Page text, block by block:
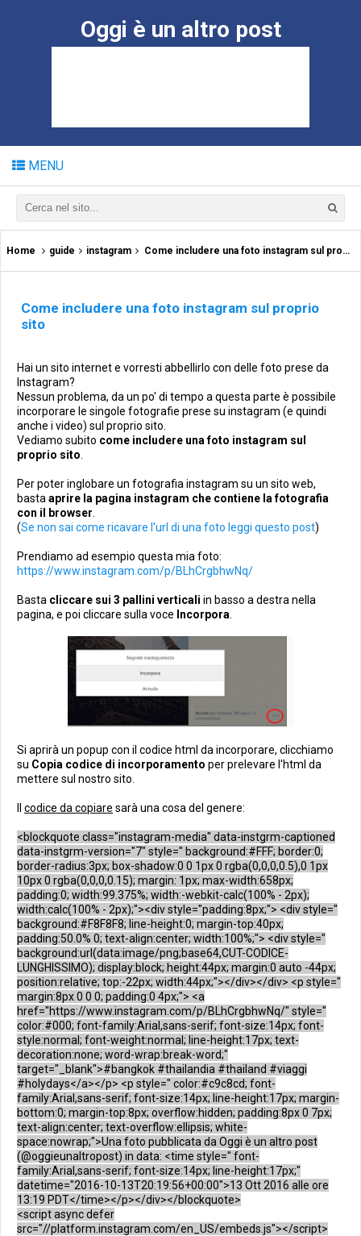
Oggi è un altro post
MENU
Home guide instagram Come includere una foto instagram sul proprio sito
Come includere una foto instagram sul proprio
sito
Hai un sito internet e vorresti abbellirlo con delle foto prese da
Instagram?
Nessun problema, da un po' di tempo a questa parte è possibile
incorporare le singole fotografie prese su instagram (e quindi
anche i video) sul proprio sito.
Vediamo subito come includere una foto instagram sul
proprio sito
Per poter inglobare un fotografia instagram su un sito web,
basta aprire la pagina instagram che contiene la fotografia
con il browser
(Se non sai come ricavare l'url di una foto leggi questo post)
Prendiamo ad esempio questa mia foto:
https://www.instagram.com/p/BLhCrgbhwNq/
Basta cliccare sui 3 pallini verticali in basso a destra nella
pagina, e poi cliccare sulla voce Incorpora
Si aprirà un popup con il codice html da incorporare, clicchiamo
su Copia codice di incorporamento per prelevare l'html da
mettere sul nostro sito.
codice da copiare sarà una cosa del genere:
<blockquote class="instagram-media" data-instgrm-captioned
data-instgrm-version="7" style=" background:#FFF; border:0;
border-radius:3px; box-shadow:0 0 1px 0 rgba(0,0,0,0.5),0 1px
10px 0 rgba(0,0,0,0.15); margin: 1px; max-width:658px;
padding:0; width:99.375%; width:-webkit-calc(100% - 2px);
width:calc(100% - 2px);"><div style="padding:8px;"> <div style="
background:#F8F8F8; line-height:0; margin-top:40px;
padding:50.0% 0; text-align:center; width:100%;"> <div style="
background:url(data:image/png;base64,CUT-CODICE-
LUNGHISSIMO); display:block; height:44px; margin:0 auto -44px;
position:relative; top:-22px; width:44px;"></div></div> <p style="
margin:8px 0 0 0; padding:0 4px;"> <a
href="https://www.instagram.com/p/BLhCrgbhwNq/" style="
color:#000; font-family:Arial,sans-serif; font-size:14px; font-
style:normal; font-weight:normal; line-height:17px; text-
decoration:none; word-wrap:break-word;"
target="_blank">#bangkok #thailandia #thailand #viaggi
#holydays</a></p> <p style=" color:#c9c8cd; font-
family:Arial,sans-serif; font-size:14px; line-height:17px; margin-
bottom:0; margin-top:8px; overflow:hidden; padding:8px 0 7px;
text-align:center; text-overflow:ellipsis; white-
space:nowrap;">Una foto pubblicata da Oggi è un altro post
(@oggieunaltropost) in data: <time style=" font-
family:Arial,sans-serif; font-size:14px; line-height:17px;"
datetime="2016-10-13T20:19:56+00:00">13 Ott 2016 alle ore
13:19 PDT</time></p></div></blockquote>
<script async defer
src="//platform.instagram.com/en_US/embeds.js"></script>